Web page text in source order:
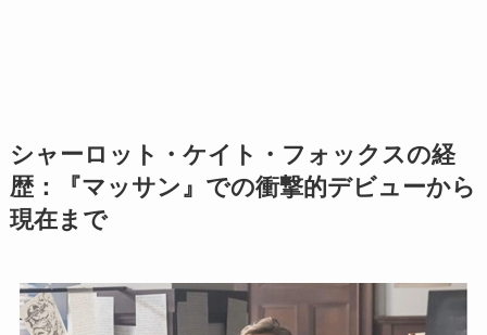
シャーロット・ケイト・フォックスの経
歴：『マッサン』での衝撃的デビューから
現在まで